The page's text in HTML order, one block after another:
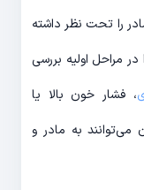
را تحت نظر داشته
مراحل اولیه بررسی
، فشار خون بالا یا
به مادر و